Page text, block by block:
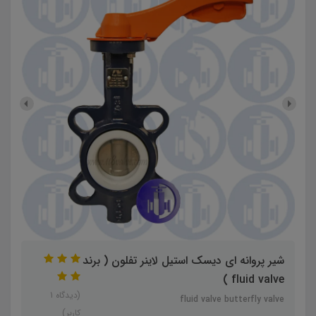
شیر پروانه ای دیسک استیل لاینر تفلون ( برند
fluid valve )
fluid valve butterfly valve
(دیدگاه 1
کاربر)